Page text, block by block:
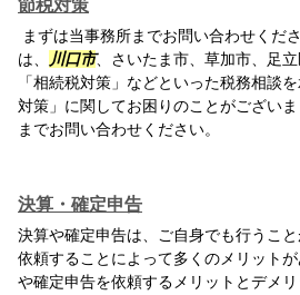
節税対策
まずは当事務所までお問い合わせくだ
は、 川口市、さいたま市、草加市、足立
「相続税対策」などといった税務相談
対策」に関してお困りのことがござい
までお問い合わせください。
決算・確定申告
決算や確定申告は、ご自身でも行うこと
依頼することによって多くのメリットが
や確定申告を依頼するメリットとデメ